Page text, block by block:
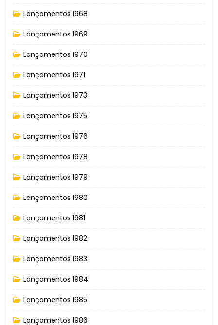
Lançamentos 1968
Lançamentos 1969
Lançamentos 1970
Lançamentos 1971
Lançamentos 1973
Lançamentos 1975
Lançamentos 1976
Lançamentos 1978
Lançamentos 1979
Lançamentos 1980
Lançamentos 1981
Lançamentos 1982
Lançamentos 1983
Lançamentos 1984
Lançamentos 1985
Lançamentos 1986